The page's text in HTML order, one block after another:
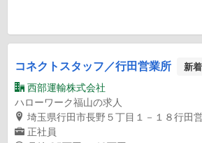
コネクトスタッフ／行田営業所 新着
西部運輸株式会社
ハローワーク福山の求人
埼玉県行田市長野５丁目１－１８行田
正社員